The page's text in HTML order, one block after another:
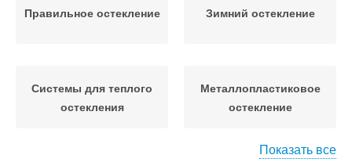
Правильное остекление Зимний остекление
Системы для теплого
остекления
Металлопластиковое
остекление
Показать все